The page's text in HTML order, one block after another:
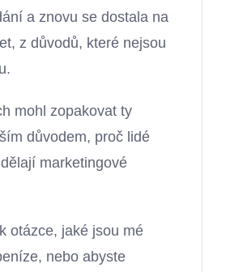
a znovu se dostala na
z důvodů, které nejsou
mohl zopakovat ty
důvodem, proč lidé
marketingové
otázce, jaké jsou mé
nebo abyste